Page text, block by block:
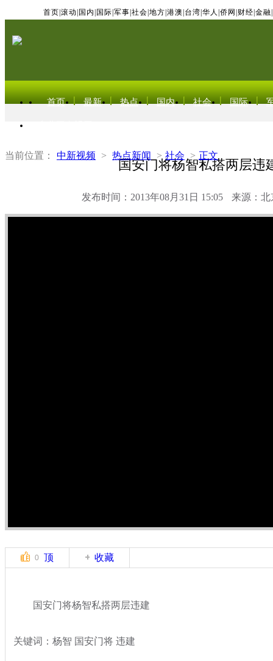
首页 滚动 国内 国际 军事 社会 地方 港澳 台湾 华人 侨网 财经 金融
首页 最新 热点 国内 社会 国际
当前位置： 中新视频 > 热点新闻 > 社会 > 正文
国安门将杨智私搭两层违
发布时间：2013年08月31日 15:05 来源：北
0 顶 收藏
国安门将杨智私搭两层违建
关键词：杨智 国安门将 违建